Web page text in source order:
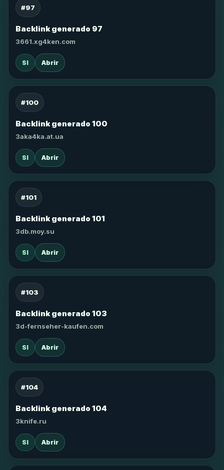
#97
Backlink generado 97
3661.xg4ken.com
SI Abrir
#100
Backlink generado 100
3aka4ka.at.ua
SI Abrir
#101
Backlink generado 101
3db.moy.su
SI Abrir
#103
Backlink generado 103
3d-fernseher-kaufen.com
SI Abrir
#104
Backlink generado 104
3knife.ru
SI Abrir